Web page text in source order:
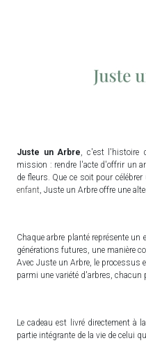
Juste un Arbre , c'est l'histoire
mission : rendre l'acte d'offrir un
de fleurs. Que ce soit pour
enfant , Juste un Arbre offre une
Chaque arbre planté représente
générations futures, une manière
Avec Juste un Arbre, le processus
parmi une variété d'arbres, chacun
Le cadeau est livré directement à
partie intégrante de la vie de celui